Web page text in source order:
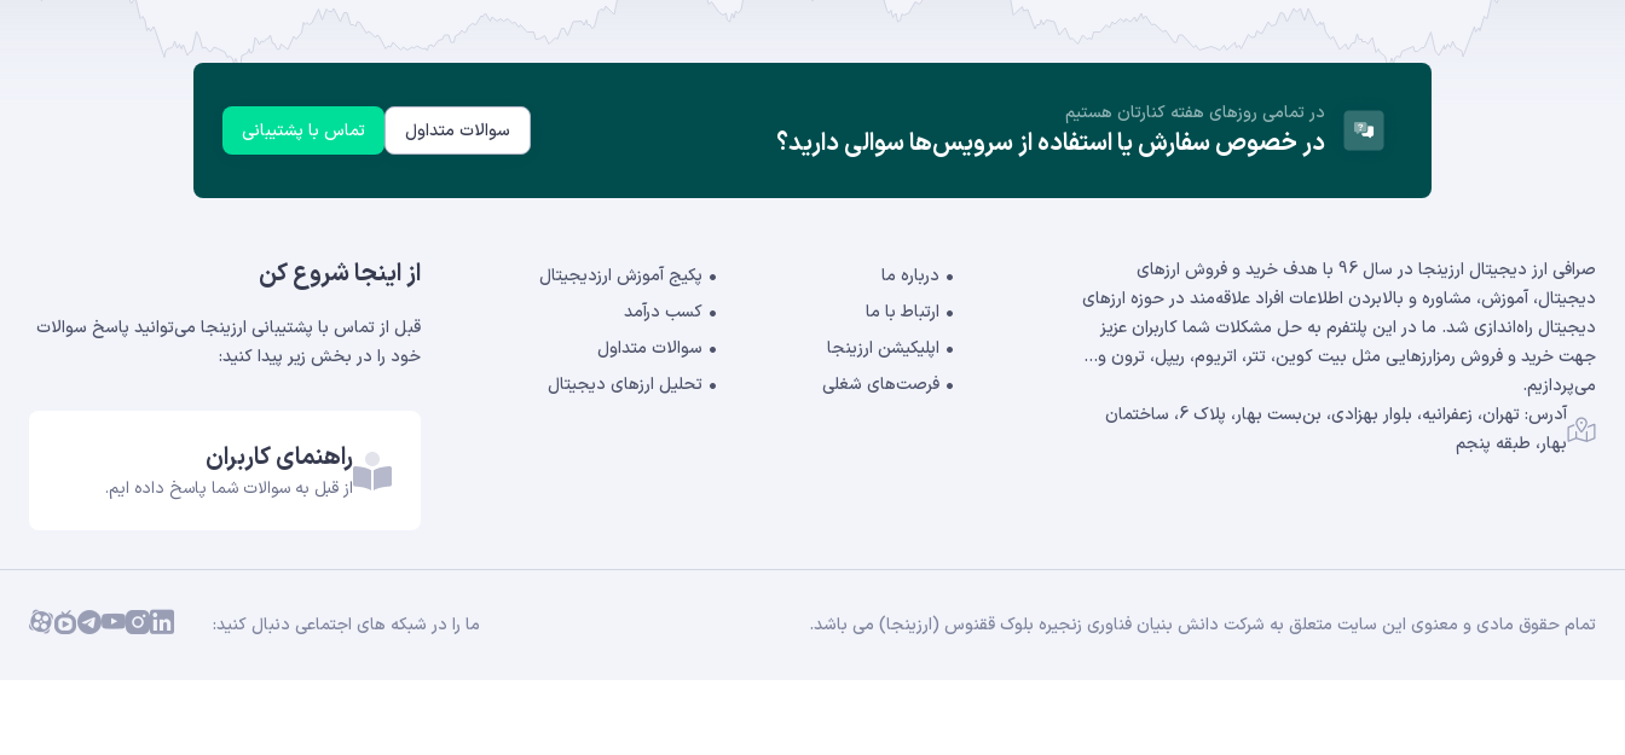
در تمامی روز‌های هفته کنارتان هستیم
در خصوص سفارش یا استفاده از سرویس‌ها سوالی دارید؟ سوالات متداول تماس با پشتیبانی
صرافی ارز دیجیتال ارزینجا در سال 96 با هدف خرید و فروش ارزهای
دیجیتال، آموزش، مشاوره و بالابردن اطلاعات افراد علاقه‌مند در حوزه ارزهای
دیجیتال راه‌اندازی شد. ما در این پلتفرم به حل مشکلات شما کاربران عزیز
جهت خرید و فروش رمزارزهایی مثل بیت کوین، تتر، اتریوم، ریپل، ترون و...
می‌پردازیم.
آدرس: تهران، زعفرانیه، بلوار بهزادی، بن‌بست بهار، پلاک 6، ساختمان
بهار، طبقه پنجم
درباره ما
ارتباط با ما
اپلیکیشن ارزینجا
فرصت‌های شغلی
پکیج آموزش ارزدیجیتال
کسب درآمد
سوالات متداول
تحلیل ارزهای دیجیتال
از اینجا شروع کن
قبل از تماس با پشتیبانی ارزینجا می‌توانید پاسخ سوالات
خود را در بخش‌ زیر پیدا کنید:
راهنمای کاربران
از قبل به سوالات شما پاسخ داده ایم.
ما را در شبکه های اجتماعی دنبال کنید: تمام حقوق مادی و معنوی این سایت متعلق به شرکت دانش بنیان فناوری زنجیره بلوک ققنوس (ارزینجا) می باشد.